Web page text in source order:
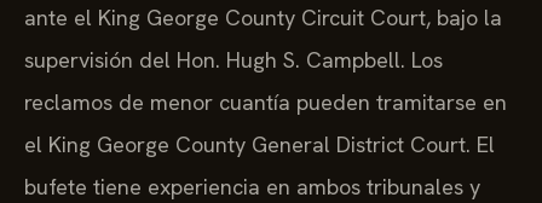
ante el King George County Circuit Court, bajo la
supervisión del Hon. Hugh S. Campbell. Los
reclamos de menor cuantía pueden tramitarse en
el King George County General District Court. El
bufete tiene experiencia en ambos tribunales y